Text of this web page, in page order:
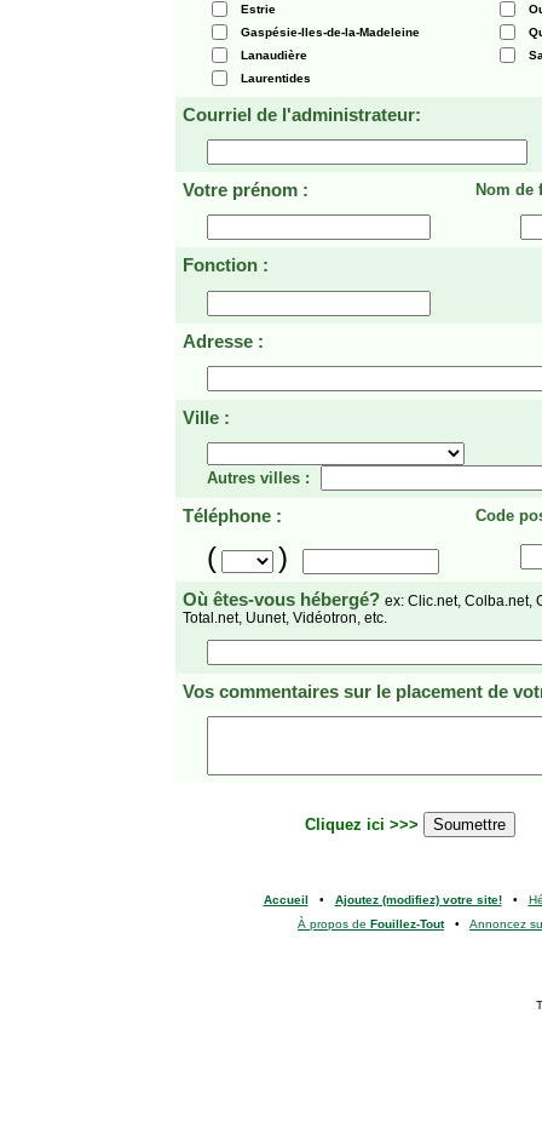
Estrie
Gaspésie-Iles-de-la-Madeleine
Lanaudière
Laurentides
Courriel de l'administrateur:
Votre prénom : Nom de
Fonction :
Adresse :
Ville :
Autres villes :
Téléphone : Code
( )
Où êtes-vous hébergé? ex: Clic.net, Colba.net,
Total.net, Uunet, Vidéotron, etc.
Vos commentaires sur le placement de
Cliquez ici >>>
Accueil • Ajoutez (modifiez) votre site!•
À propos de Fouillez-Tout• Annoncez